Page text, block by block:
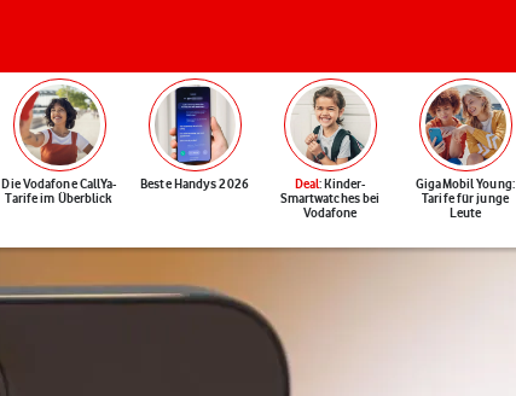
Die Vodafone CallYa-
Tarife im Überblick
Beste Handys 2026 Deal: Kinder-
Smartwatches bei
Vodafone
GigaMobil Young:
Tarife für junge
Leute